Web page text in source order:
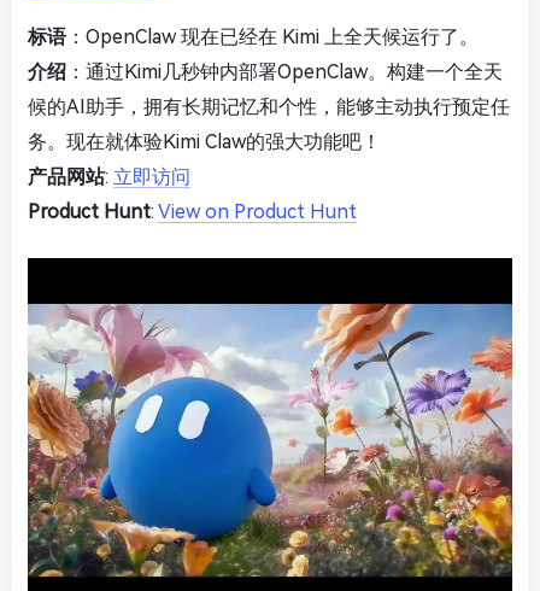
标语：OpenClaw 现在已经在 Kimi 上全天候运行了。
介绍 ：通过Kimi几秒钟内部署OpenClaw。构建一个全天
候的AI助手，拥有长期记忆和个性，能够主动执行预定任
务。现在就体验Kimi Claw的强大功能吧！
产品网站: 立即访问
Product Hunt: View on Product Hunt